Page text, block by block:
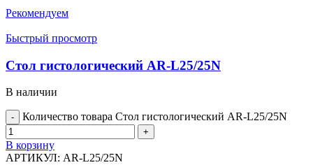
Рекомендуем
Быстрый просмотр
Стол гистологический AR-L25/25N
В наличии
Количество товара Стол гистологический AR-L25/25N
В корзину
АРТИКУЛ: AR-L25/25N